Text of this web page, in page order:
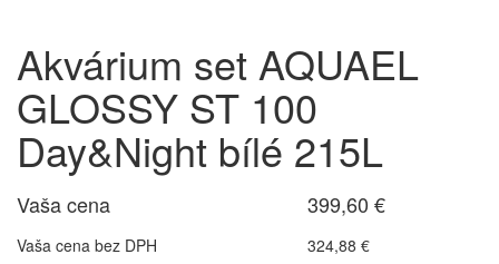
Akvárium set AQUAEL
GLOSSY ST 100
Day&Night bílé 215L
Vaša cena 399,60 €
Vaša cena bez DPH
324,88 €